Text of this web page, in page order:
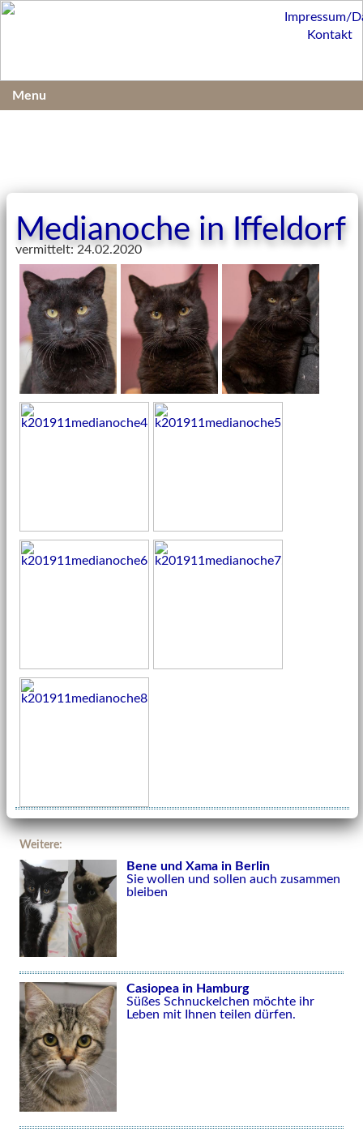
Medianoche in Iffeldorf
vermittelt: 24.02.2020
Weitere:
Bene und Xama in Berlin
Sie wollen und sollen auch zusammen
bleiben
Casiopea in Hamburg
Süßes Schnuckelchen möchte ihr
Leben mit Ihnen teilen dürfen.
Impressum/
Kontakt
Menu